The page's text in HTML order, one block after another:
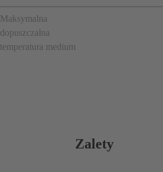
Maksymalna
dopuszczalna
temperatura medium
Zalety